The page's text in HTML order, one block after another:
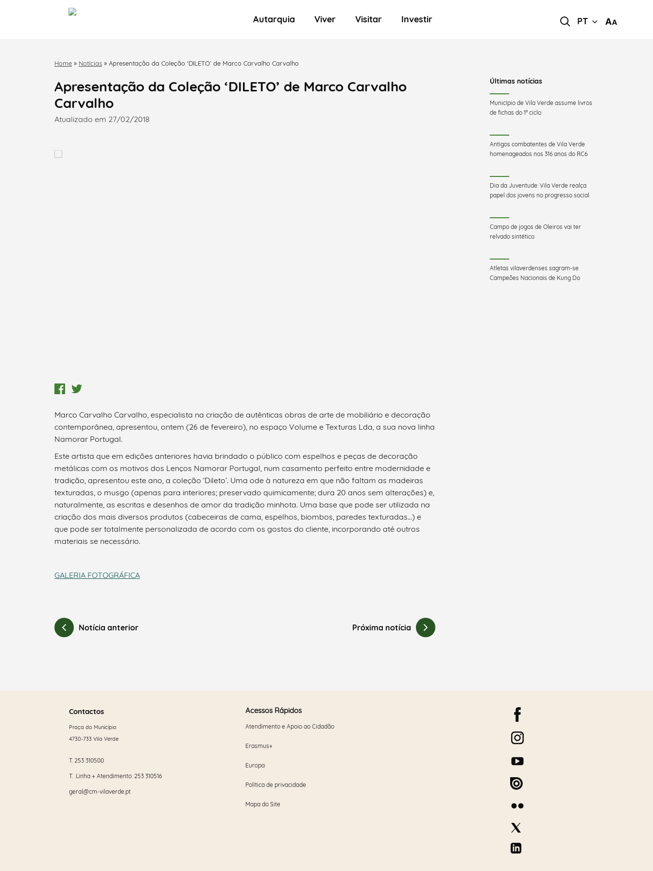
Autarquia Viver Visitar Investir PT
Termo de Pesquisa
Categorias gerais
Filtros
Home » Notícias » Apresentação da Coleção ‘DILETO’ de Marco Carvalho Carvalho
Apresentação da Coleção ‘DILETO’ de Marco Carvalho
Carvalho
Atualizado em 27/02/2018
Marco Carvalho Carvalho, especialista na criação de autênticas obras de arte de mobiliário e decoração
contemporânea, apresentou, ontem (26 de fevereiro), no espaço Volume e Texturas Lda, a sua nova linha
Namorar Portugal.
Este artista que em edições anteriores havia brindado o público com espelhos e peças de decoração
metálicas com os motivos dos Lenços Namorar Portugal, num casamento perfeito entre modernidade e
tradição, apresentou este ano, a coleção ‘Dileto’. Uma ode à natureza em que não faltam as madeiras
texturadas, o musgo (apenas para interiores; preservado quimicamente; dura 20 anos sem alterações) e,
naturalmente, as escritas e desenhos de amor da tradição minhota. Uma base que pode ser utilizada na
criação dos mais diversos produtos (cabeceiras de cama, espelhos, biombos, paredes texturadas…) e
que pode ser totalmente personalizada de acordo com os gostos do cliente, incorporando até outros
materiais se necessário.
GALERIA FOTOGRÁFICA
Notícia anterior Próxima notícia
Últimas notícias
Município de Vila Verde assume livros
de fichas do 1º ciclo
Antigos combatentes de Vila Verde
homenageados nos 316 anos do RC6
Dia da Juventude: Vila Verde realça
papel dos jovens no progresso social
Campo de jogos de Oleiros vai ter
relvado sintético
Atletas vilaverdenses sagram-se
Campeões Nacionais de Kung Do
Contactos
Praça do Município
4730-733 Vila Verde
T. 253 310500
T. Linha + Atendimento: 253 310516
geral@cm-vilaverde.pt
Acessos Rápidos
Atendimento e Apoio ao Cidadão
Erasmus+
Europa
Política de privacidade
Mapa do Site